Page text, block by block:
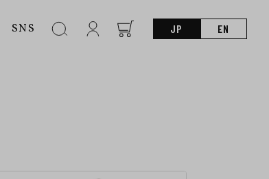
SNS JP EN